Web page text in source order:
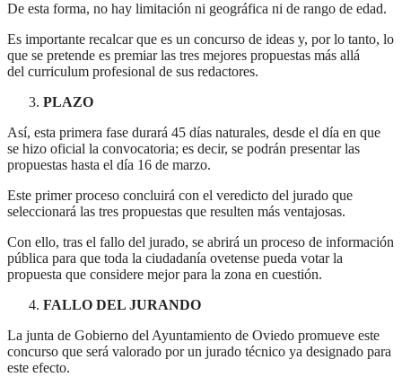
De esta forma, no hay limitación ni geográfica ni de rango de edad.
Es importante recalcar que es un concurso de ideas y, por lo tanto, lo
que se pretende es premiar las tres mejores propuestas más allá
del curriculum profesional de sus redactores.
PLAZO
Así, esta primera fase durará 45 días naturales, desde el día en que
se hizo oficial la convocatoria; es decir, se podrán presentar las
propuestas hasta el día 16 de marzo.
Este primer proceso concluirá con el veredicto del jurado que
seleccionará las tres propuestas que resulten más ventajosas.
Con ello, tras el fallo del jurado, se abrirá un proceso de información
pública para que toda la ciudadanía ovetense pueda votar la
propuesta que considere mejor para la zona en cuestión.
FALLO DEL JURANDO
La junta de Gobierno del Ayuntamiento de Oviedo promueve este
concurso que será valorado por un jurado técnico ya designado para
este efecto.